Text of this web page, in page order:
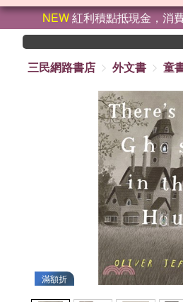
NEW紅利積點抵現金，消
三民網路書店
外文書 童
滿額折